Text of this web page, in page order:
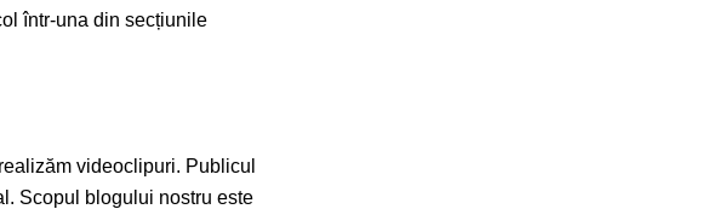
într-una din secțiunile
videoclipuri. Publicul
Scopul blogului nostru este